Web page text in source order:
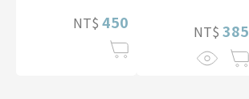
NT$ 450 NT$ 385